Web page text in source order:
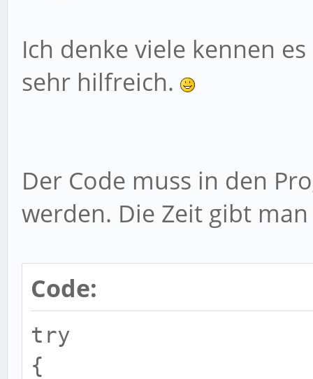
Ich denke viele kennen
sehr hilfreich.
Der Code muss in den
werden. Die Zeit gibt
Code:
try
{